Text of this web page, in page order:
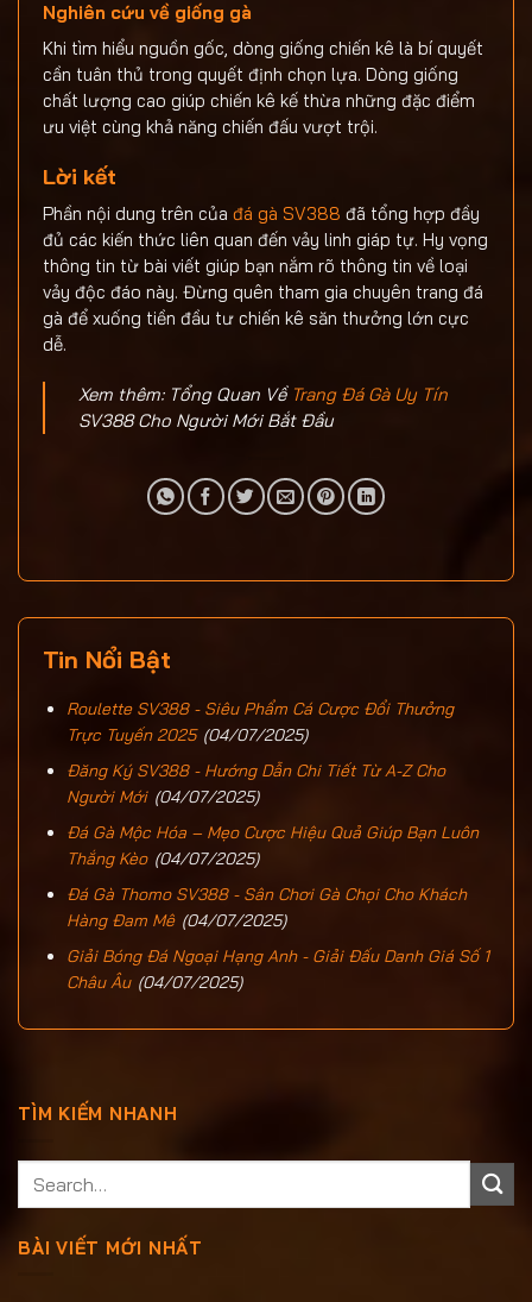
Nghiên cứu về giống gà
Khi tìm hiểu nguồn gốc, dòng giống chiến kê là bí quyết
cần tuân thủ trong quyết định chọn lựa. Dòng giống
chất lượng cao giúp chiến kê kế thừa những đặc điểm
ưu việt cùng khả năng chiến đấu vượt trội.
Lời kết
Phần nội dung trên của đá gà SV388 đã tổng hợp đầy
đủ các kiến thức liên quan đến vảy linh giáp tự. Hy vọng
thông tin từ bài viết giúp bạn nắm rõ thông tin về loại
vảy độc đáo này. Đừng quên tham gia chuyên trang đá
gà để xuống tiền đầu tư chiến kê săn thưởng lớn cực
dễ.
Xem thêm: Tổng Quan Về Trang Đá Gà Uy Tín
SV388 Cho Người Mới Bắt Đầu
Tin Nổi Bật
Roulette SV388 - Siêu Phẩm Cá Cược Đổi Thưởng
Trực Tuyến 2025 (04/07/2025)
Đăng Ký SV388 - Hướng Dẫn Chi Tiết Từ A-Z Cho
Người Mới (04/07/2025)
Đá Gà Mộc Hóa – Mẹo Cược Hiệu Quả Giúp Bạn Luôn
Thắng Kèo (04/07/2025)
Đá Gà Thomo SV388 - Sân Chơi Gà Chọi Cho Khách
Hàng Đam Mê (04/07/2025)
Giải Bóng Đá Ngoại Hạng Anh - Giải Đấu Danh Giá Số 1
Châu Âu (04/07/2025)
TÌM KIẾM NHANH
BÀI VIẾT MỚI NHẤT